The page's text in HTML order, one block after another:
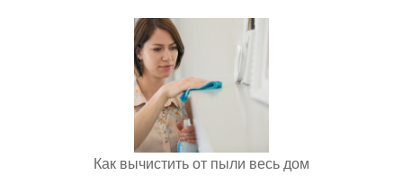
Как вычистить от пыли весь дом